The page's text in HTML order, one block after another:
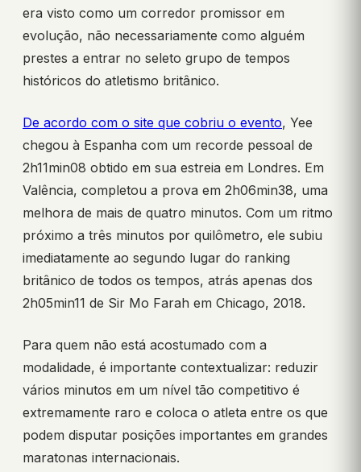
era visto como um corredor promissor em
evolução, não necessariamente como alguém
prestes a entrar no seleto grupo de tempos
históricos do atletismo britânico.
De acordo com o site que cobriu o evento, Yee
chegou à Espanha com um recorde pessoal de
2h11min08 obtido em sua estreia em Londres. Em
Valência, completou a prova em 2h06min38, uma
melhora de mais de quatro minutos. Com um ritmo
próximo a três minutos por quilômetro, ele subiu
imediatamente ao segundo lugar do ranking
britânico de todos os tempos, atrás apenas dos
2h05min11 de Sir Mo Farah em Chicago, 2018.
Para quem não está acostumado com a
modalidade, é importante contextualizar: reduzir
vários minutos em um nível tão competitivo é
extremamente raro e coloca o atleta entre os que
podem disputar posições importantes em grandes
maratonas internacionais.